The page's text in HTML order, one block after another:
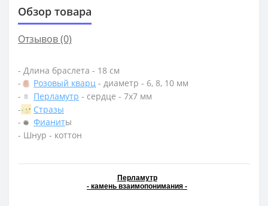
Обзор товара
Отзывов (0)
- Длина браслета - 18 см
-
Розовый кварц - диаметр - 6, 8, 10 мм
-
Перламутр - сердце - 7х7 мм
-
Стразы
-
Фианиты
- Шнур - коттон
Перламутр
- камень взаимопонимания -